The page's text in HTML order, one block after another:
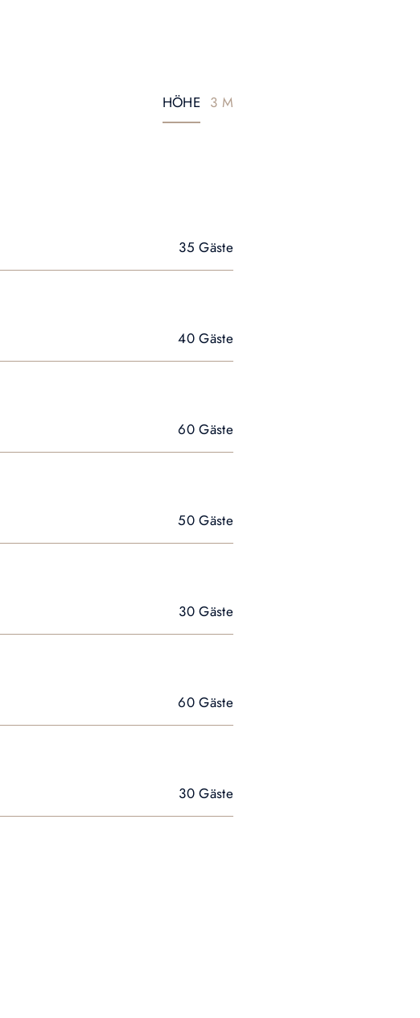
HÖHE 3 M
35 Gäste
40 Gäste
60 Gäste
50 Gäste
30 Gäste
60 Gäste
30 Gäste